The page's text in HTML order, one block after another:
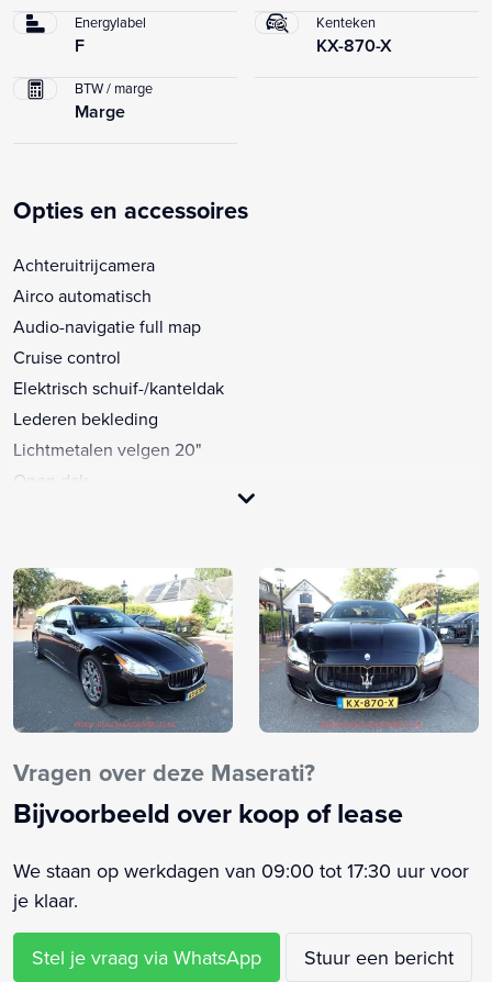
Energylabel
F
Kenteken
KX-870-X
BTW / marge
Marge
Opties en accessoires
Achteruitrijcamera
Airco automatisch
Audio-navigatie full map
Cruise control
Elektrisch schuif-/kanteldak
Lederen bekleding
Lichtmetalen velgen 20"
Open dak
Schakelmogelijkheid aan stuurwiel
Schuif-/kanteldak
Sport uitlaat
Airbag(s) side voor
Airbag bestuurder
Airbag passagier
Alarm klasse 1(startblokkering)
Audio installatie
Audio installatie high end
Buitenspiegels elektrisch verstelbaar
Buitenspiegels verwarmbaar
Bumpers in carrosseriekleur
Carkit
Vragen over deze Maserati?
Bijvoorbeeld over koop of lease
We staan op werkdagen van 09:00 tot 17:30 uur voor
je klaar.
Stel je vraag via WhatsApp Stuur een bericht